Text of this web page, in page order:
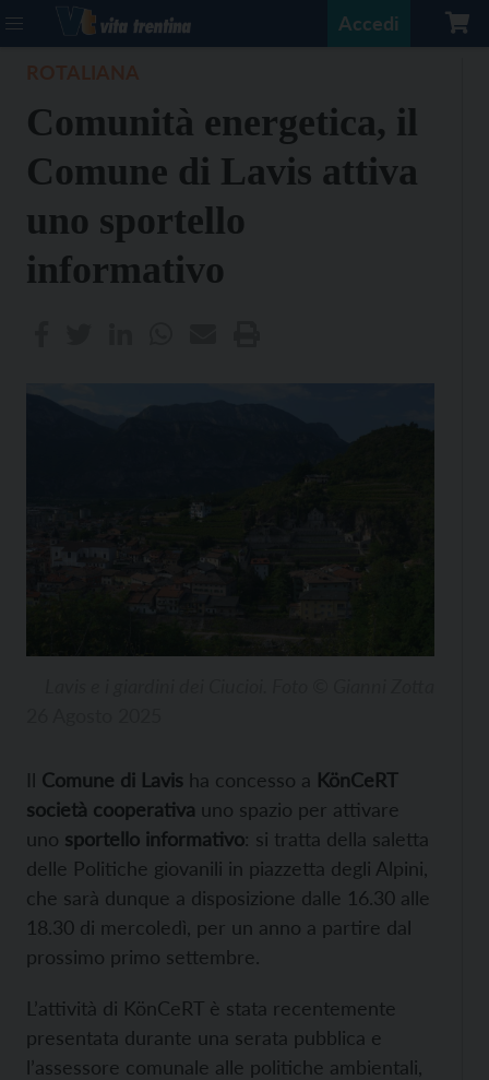
Accedi
Comunità energetica, il
Comune di Lavis attiva
uno sportello
informativo
Il Comune di Lavis ha concesso a KönCeRT
società cooperativa uno spazio per attivare
uno sportello informativo: si tratta della saletta
delle Politiche giovanili in piazzetta degli Alpini,
che sarà dunque a disposizione dalle 16.30 alle
18.30 di mercoledì, per un anno a partire dal
prossimo primo settembre.
L’attività di KönCeRT è stata recentemente
presentata durante una serata pubblica e
l’assessore comunale alle politiche ambientali,